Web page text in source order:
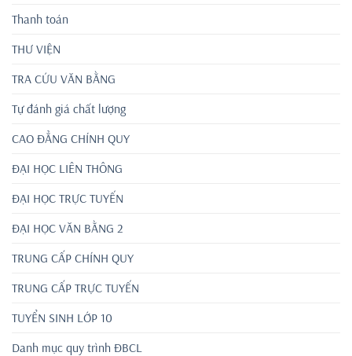
Thanh toán
THƯ VIỆN
TRA CỨU VĂN BẰNG
Tự đánh giá chất lượng
CAO ĐẲNG CHÍNH QUY
ĐẠI HỌC LIÊN THÔNG
ĐẠI HỌC TRỰC TUYẾN
ĐẠI HỌC VĂN BẰNG 2
TRUNG CẤP CHÍNH QUY
TRUNG CẤP TRỰC TUYẾN
TUYỂN SINH LỚP 10
Danh mục quy trình ĐBCL